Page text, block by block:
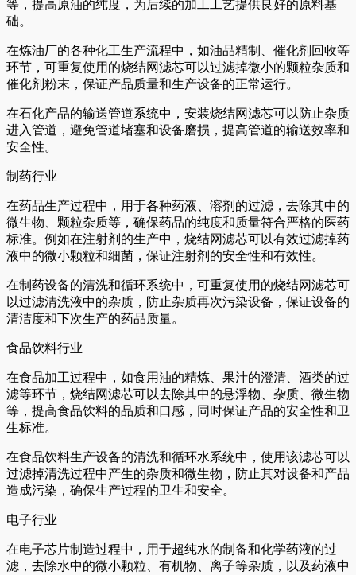
等，提高原油的纯度，为后续的加工工艺提供良好的原料基
础。
在炼油厂的各种化工生产流程中，如油品精制、催化剂回收等
环节，可重复使用的烧结网滤芯可以过滤掉微小的颗粒杂质和
催化剂粉末，保证产品质量和生产设备的正常运行。
在石化产品的输送管道系统中，安装烧结网滤芯可以防止杂质
进入管道，避免管道堵塞和设备磨损，提高管道的输送效率和
安全性。
制药行业
在药品生产过程中，用于各种药液、溶剂的过滤，去除其中的
微生物、颗粒杂质等，确保药品的纯度和质量符合严格的医药
标准。例如在注射剂的生产中，烧结网滤芯可以有效过滤掉药
液中的微小颗粒和细菌，保证注射剂的安全性和有效性。
在制药设备的清洗和循环系统中，可重复使用的烧结网滤芯可
以过滤清洗液中的杂质，防止杂质再次污染设备，保证设备的
清洁度和下次生产的药品质量。
食品饮料行业
在食品加工过程中，如食用油的精炼、果汁的澄清、酒类的过
滤等环节，烧结网滤芯可以去除其中的悬浮物、杂质、微生物
等，提高食品饮料的品质和口感，同时保证产品的安全性和卫
生标准。
在食品饮料生产设备的清洗和循环水系统中，使用该滤芯可以
过滤掉清洗过程中产生的杂质和微生物，防止其对设备和产品
造成污染，确保生产过程的卫生和安全。
电子行业
在电子芯片制造过程中，用于超纯水的制备和化学药液的过
滤，去除水中的微小颗粒、有机物、离子等杂质，以及药液中